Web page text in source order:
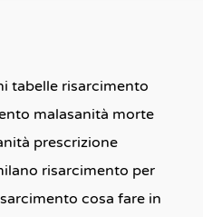
tabelle risarcimento
malasanità morte
prescrizione
risarcimento per
cosa fare in